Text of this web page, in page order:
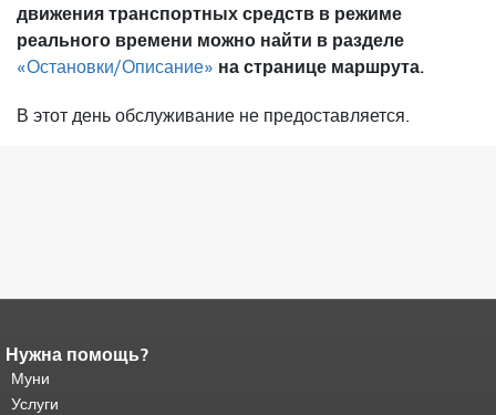
движения транспортных средств в режиме
реального времени можно найти в разделе
«Остановки/Описание» на странице маршрута.
В этот день обслуживание не предоставляется.
Конец содержимого
страницы.
страницы повторяется на каждой
Нужна помощь?
Муни
Услуги